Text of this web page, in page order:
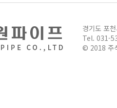
경기도 포
Tel. 031-
© 2018 주